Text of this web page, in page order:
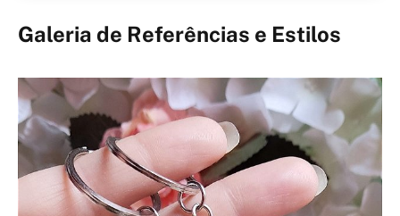
Galeria de Referências e Estilos